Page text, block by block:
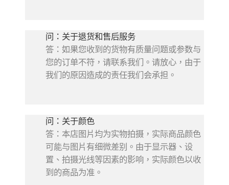
问：关于退货和售后服务
答：如果您收到的货物有质量问题或参数与
您的订单不符，请联系我们。请放心，由于
我们的原因造成的责任我们会承担。
问：关于颜色
答：本店图片均为实物拍摄，实际商品颜色
可能与图片有细微差别。由于显示器、设
置、拍摄光线等因素的影响，实际颜色以收
到的商品为准。